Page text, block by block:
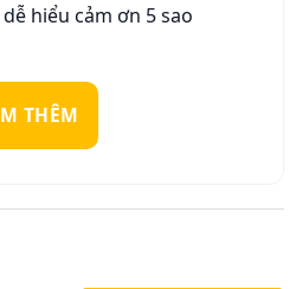
hiểu cảm ơn 5 sao
THÊM